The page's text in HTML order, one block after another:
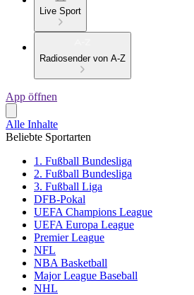
Live Sport
Radiosender von A-Z
App öffnen
Alle Inhalte
Beliebte Sportarten
1. Fußball Bundesliga
2. Fußball Bundesliga
3. Fußball Liga
DFB-Pokal
UEFA Champions League
UEFA Europa League
Premier League
NFL
NBA Basketball
Major League Baseball
NHL